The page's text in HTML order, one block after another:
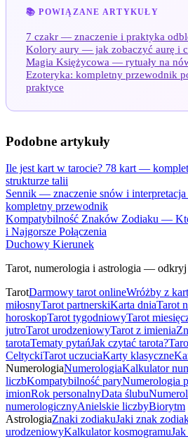
📚 POWIĄZANE ARTYKUŁY
7 czakr — znaczenie i praktyka
Kolory aury — jak zobaczyć aurę i
Magia Księżycowa — rytuały na
Ezoteryka: kompletny przewodnik
praktyce
Podobne artykuły
Ile jest kart w tarocie? 78 kart —
strukturze talii
Sennik — znaczenie snów i
kompletny przewodnik
Kompatybilność Znaków Zodiaku —
i Najgorsze Połączenia
Duchowy Kierunek
Tarot, numerologia i astrologia — odkryj
TarotDarmowy tarot onlineWróżby z kart
miłosnyTarot partnerskiKarta dniaTarot
horoskopTarot tygodniowyTarot
jutroTarot urodzeniowyTarot z imienia
tarotaTematy pytańJak czytać tarota?
CeltyckiTarot uczuciaKarty klasyczne
NumerologiaNumerologiaKalkulator
liczbKompatybilność paryNumerologia
imionRok personalnyData ślubu
numerologicznyAnielskie liczbyBiorytm
AstrologiaZnaki zodiakuJaki znak
urodzeniowyKalkulator kosmogramu